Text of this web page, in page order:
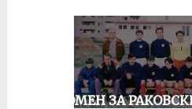
СПОМЕН ЗА